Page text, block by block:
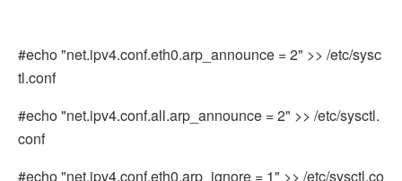
#echo "net.ipv4.conf.eth0.arp_announce = 2" >> /etc/sysc
tl.conf
#echo "net.ipv4.conf.all.arp_announce = 2" >> /etc/sysctl.
conf
#echo "net.ipv4.conf.eth0.arp_ignore = 1" >> /etc/sysctl.co